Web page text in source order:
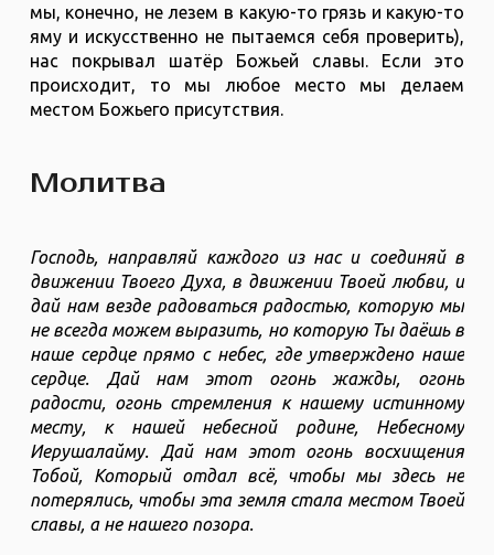
мы, конечно, не лезем в какую-то грязь и какую-то
яму и искусственно не пытаемся себя проверить),
нас покрывал шатёр Божьей славы. Если это
происходит, то мы любое место мы делаем
местом Божьего присутствия.
Молитва
Господь, направляй каждого из нас и соединяй в
движении Твоего Духа, в движении Твоей любви, и
дай нам везде радоваться радостью, которую мы
не всегда можем выразить, но которую Ты даёшь в
наше сердце прямо с небес, где утверждено наше
сердце. Дай нам этот огонь жажды, огонь
радости, огонь стремления к нашему истинному
месту, к нашей небесной родине, Небесному
Иерушалайму. Дай нам этот огонь восхищения
Тобой, Который отдал всё, чтобы мы здесь не
потерялись, чтобы эта земля стала местом Твоей
славы, а не нашего позора.